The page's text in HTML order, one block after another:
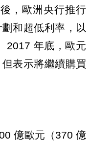
，歐洲央行推行
和超低利率，以
2017 年底，歐元
表示將繼續購買
億歐元（370 億